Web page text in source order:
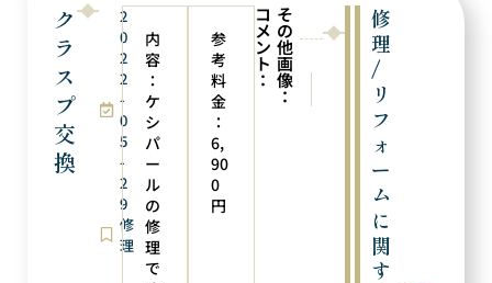
ク
ラ
ス
プ
交
換
2
0
2
2
-
0
5
-
2
9
修
理
内
容
：
ケ
シ
パ
ー
ル
の
修
理
で
参
考
料
金
：
6,
90
0
円
コ
メ
ン
ト
：
そ
の
他
画
像
： ピアスにリフォーム
フック金具の取り付け
修
理
/
リ
フ
ォ
ー
ム
に
関
す